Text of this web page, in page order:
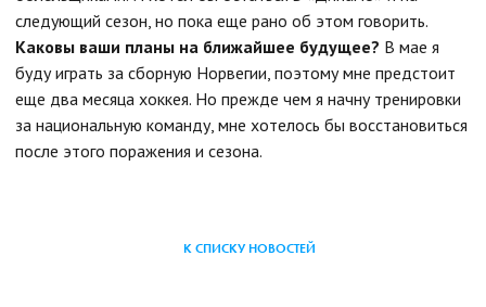
следующий сезон, но пока еще рано об этом говорить.
Каковы ваши планы на ближайшее будущее? В мае я
буду играть за сборную Норвегии, поэтому мне предстоит
еще два месяца хоккея. Но прежде чем я начну тренировки
за национальную команду, мне хотелось бы восстановиться
после этого поражения и сезона.
К СПИСКУ НОВОСТЕЙ